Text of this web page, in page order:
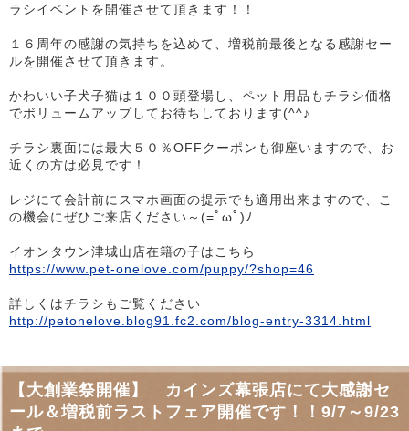
ラシイベントを開催させて頂きます！！
１６周年の感謝の気持ちを込めて、増税前最後となる感謝セー
ルを開催させて頂きます。
かわいい子犬子猫は１００頭登場し、ペット用品もチラシ価格
でボリュームアップしてお待ちしております(^^♪
チラシ裏面には最大５０％OFFクーポンも御座いますので、お
近くの方は必見です！
レジにて会計前にスマホ画面の提示でも適用出来ますので、こ
の機会にぜひご来店ください～(=ﾟωﾟ)ﾉ
イオンタウン津城山店在籍の子はこちら
https://www.pet-onelove.com/puppy/?shop=46
詳しくはチラシもご覧ください
http://petonelove.blog91.fc2.com/blog-entry-3314.html
【大創業祭開催】 カインズ幕張店にて大感謝セ
ール＆増税前ラストフェア開催です！！9/7～9/23